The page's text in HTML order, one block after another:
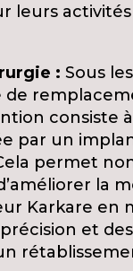
leurs
: Sous
de
consiste
par un
permet
la
Karkare
et